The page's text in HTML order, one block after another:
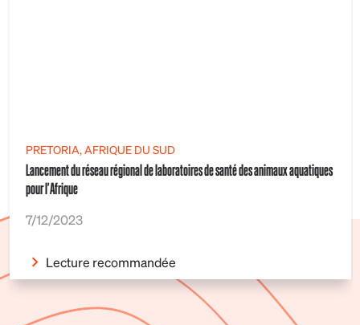
PRETORIA, AFRIQUE DU SUD
Lancement du réseau régional de laboratoires de santé des animaux aquatiques
pour l'Afrique
7/12/2023
Lecture recommandée